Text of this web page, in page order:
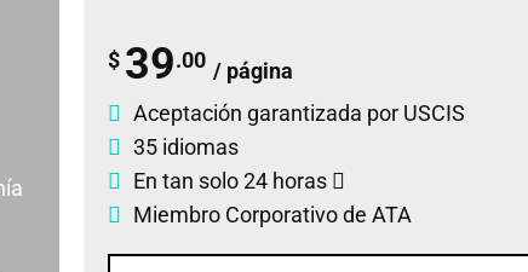
$ 39.00 / página
Aceptación garantizada por USCIS
35 idiomas
En tan solo 24 horas
Miembro Corporativo de ATA